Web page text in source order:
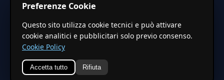
Le stime pubblicate sono calcolate tramite coefficienti
territoriali regionali applicati a valori base nazionali. Non
costituiscono preventivo ufficiale.
© 2026 Aequilibrium — Un progetto di vxd.mobi
Preferenze Cookie
Questo sito utilizza cookie tecnici e può attivare
cookie analitici e pubblicitari solo previo consenso.
Cookie Policy
Accetta tutto Rifiuta